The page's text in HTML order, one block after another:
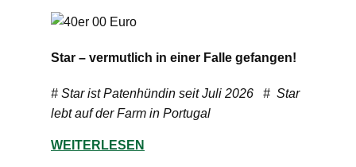
Star – vermutlich in einer Falle gefangen!
# Star ist Patenhündin seit Juli 2026 # Star
lebt auf der Farm in Portugal
WEITERLESEN